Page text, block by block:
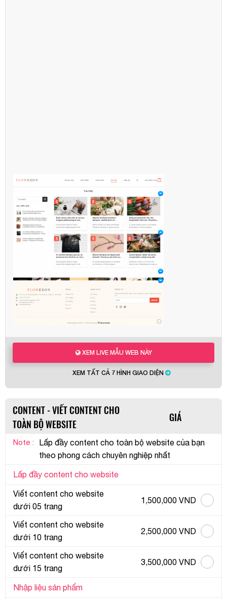
XEM LIVE MẪU WEB NÀY
XEM TẤT CẢ 7 HÌNH GIAO DIỆN
CONTENT - VIẾT CONTENT CHO
TOÀN BỘ WEBSITE
GIÁ
Note :
Lấp đầy content cho toàn bộ website của bạn
theo phong cách chuyên nghiệp nhất
Lấp đầy content cho website
Viết content cho website
dưới 05 trang
1,500,000 VND
Viết content cho website
dưới 10 trang
2,500,000 VND
Viết content cho website
dưới 15 trang
3,500,000 VND
Nhập liệu sản phẩm